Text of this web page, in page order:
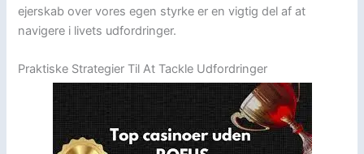
ejerskab over vores egen styrke er en vigtig del af at
navigere i livets udfordringer.
Praktiske Strategier Til At Tackle Udfordringer